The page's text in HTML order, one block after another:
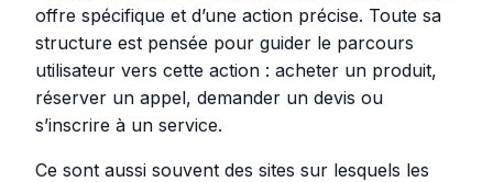
offre spécifique et d’une action précise. Toute sa
structure est pensée pour guider le parcours
utilisateur vers cette action : acheter un produit,
réserver un appel, demander un devis ou
s’inscrire à un service.
Ce sont aussi souvent des sites sur lesquels les